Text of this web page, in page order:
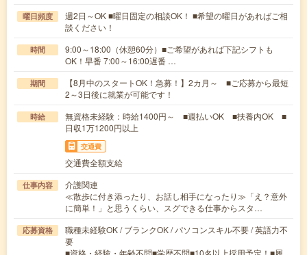
曜日頻度
週2日～OK ■曜日固定の相談OK！ ■希望の曜日があればご相
談ください！
時間
9:00～18:00（休憩60分）■ご希望があれば下記シフトも
OK！早番 7:00～16:00遅番 …
期間
【8月中のスタートOK！急募！】2カ月～ ■ご応募から最短
2～3日後に就業が可能です！
時給
無資格未経験：時給1400円～ ■週払いOK ■扶養内OK ■
日収1万1200円以上
交通費
交通費全額支給
仕事内容
介護関連
≪散歩に付き添ったり、お話し相手になったり≫「え？意外
に簡単！」と思うくらい、スグできる仕事からスタ…
応募資格
職種未経験OK / ブランクOK / パソコンスキル不要 / 英語力不
要
■資格・経験・年齢不問■学歴不問■10名以上採用予定！■履